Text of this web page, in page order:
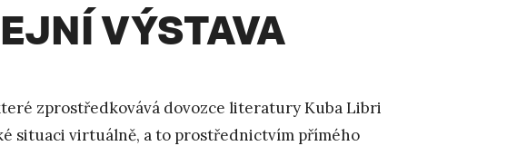
VÝSTAVA
zprostředkovává dovozce literatury Kuba Libri
situaci virtuálně, a to prostřednictvím přímého